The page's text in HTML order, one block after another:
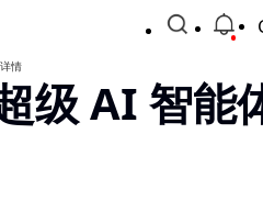
情
级 AI 智能